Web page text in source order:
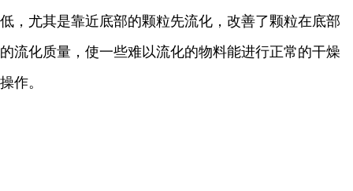
低，尤其是靠近底部的颗粒先流化，改善了颗粒在底部
的流化质量，使一些难以流化的物料能进行正常的干燥
操作。